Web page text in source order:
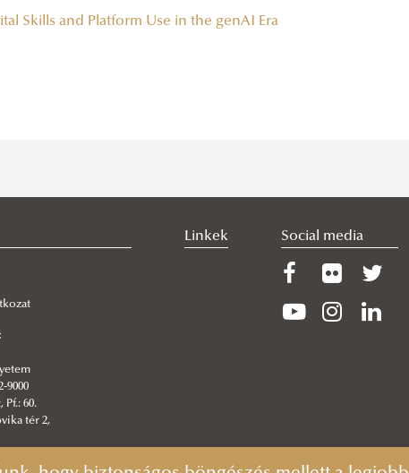
Skills and Platform Use in the genAI Era
9000
Pf.: 60.
tér 2,
Linkek Social media